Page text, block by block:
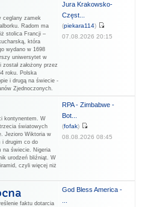
ceglany zamek
Radom ma
stolica Francji –
która
wydano w 1698
uniwersytet w
założony przez
roku. Polska
i drugą na świecie -
Zjednoczonych.
Jura Krakowsko-
Częst...
(piekara114)
07.08.2026 20:15
kontynentem. W
światowych
Jezioro Wiktoria w
i drugim co do
na świecie. Nigeria
urodzeń bliźniąt. W
czyli więcej niż
RPA - Zimbabwe -
Bot...
(fofak)
08.08.2026 08:45
faktu dotarcia
God Bless America -